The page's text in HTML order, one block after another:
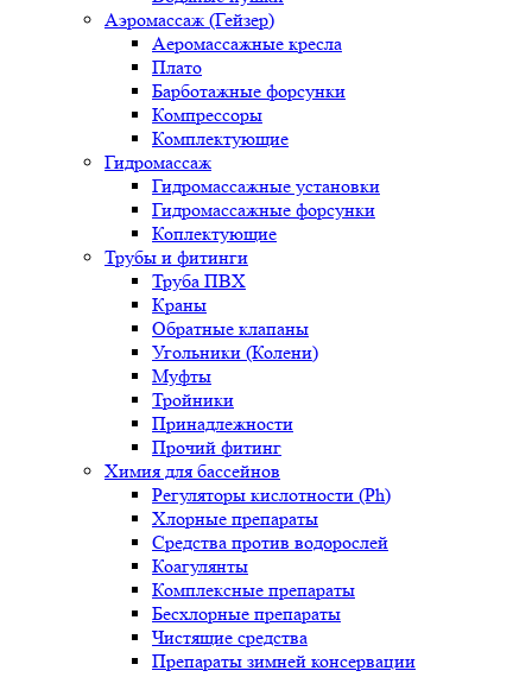
Аэромассаж (Гейзер)
Аеромассажные кресла
Плато
Барботажные форсунки
Компрессоры
Комплектующие
Гидромассаж
Гидромассажные установки
Гидромассажные форсунки
Коплектующие
Трубы и фитинги
Труба ПВХ
Краны
Обратные клапаны
Угольники (Колени)
Муфты
Тройники
Принадлежности
Прочий фитинг
Химия для бассейнов
Регуляторы кислотности (Ph)
Хлорные препараты
Средства против водорослей
Коагулянты
Комплексные препараты
Бесхлорные препараты
Чистящие средства
Препараты зимней консервации